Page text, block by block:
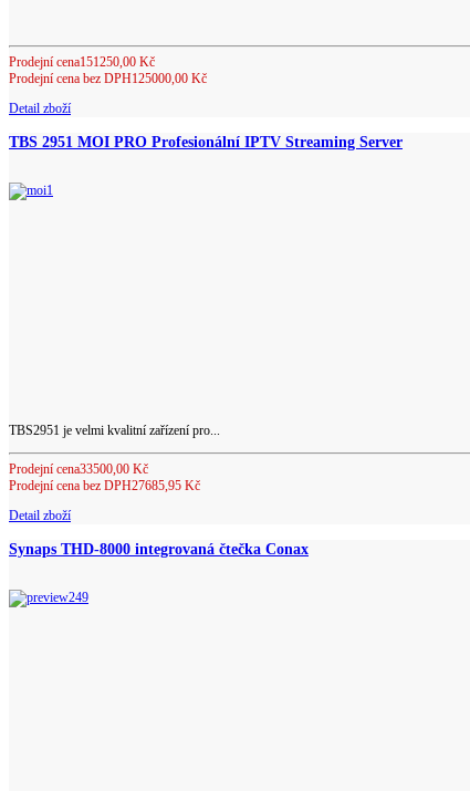
Prodejní cena151250,00 Kč
Prodejní cena bez DPH125000,00 Kč
Detail zboží
TBS 2951 MOI PRO Profesionální IPTV Streaming Server
TBS2951 je velmi kvalitní zařízení pro...
Prodejní cena33500,00 Kč
Prodejní cena bez DPH27685,95 Kč
Detail zboží
Synaps THD-8000 integrovaná čtečka Conax